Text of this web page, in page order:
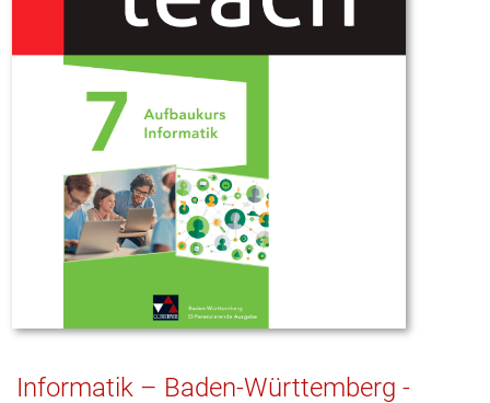
Informatik – Baden-Württemberg -